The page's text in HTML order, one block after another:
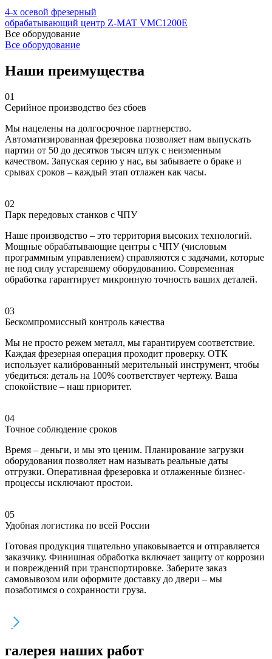
4-х осевой фрезерный
обрабатывающий центр Z-MAT VMC1200E
Все оборудование
Все оборудование
Наши преимущества
01
Серийное производство без сбоев
Мы нацелены на долгосрочное партнерство.
Автоматизированная фрезеровка позволяет нам выпускать
партии от 50 до десятков тысяч штук с неизменным
качеством. Запуская серию у нас, вы забываете о браке и
срывах сроков – каждый этап отлажен как часы.
02
Парк передовых станков с ЧПУ
Наше производство – это территория высоких технологий.
Мощные обрабатывающие центры с ЧПУ (числовым
программным управлением) справляются с задачами, которые
не под силу устаревшему оборудованию. Современная
обработка гарантирует микронную точность ваших деталей.
03
Бескомпромиссный контроль качества
Мы не просто режем металл, мы гарантируем соответствие.
Каждая фрезерная операция проходит проверку. ОТК
использует калиброванный мерительный инструмент, чтобы
убедиться: деталь на 100% соответствует чертежу. Ваша
спокойствие – наш приоритет.
04
Точное соблюдение сроков
Время – деньги, и мы это ценим. Планирование загрузки
оборудования позволяет нам называть реальные даты
отгрузки. Оперативная фрезеровка и отлаженные бизнес-
процессы исключают простои.
05
Удобная логистика по всей России
Готовая продукция тщательно упаковывается и отправляется
заказчику. Финишная обработка включает защиту от коррозии
и повреждений при транспортировке. Заберите заказ
самовывозом или оформите доставку до двери – мы
позаботимся о сохранности груза.
галерея наших работ